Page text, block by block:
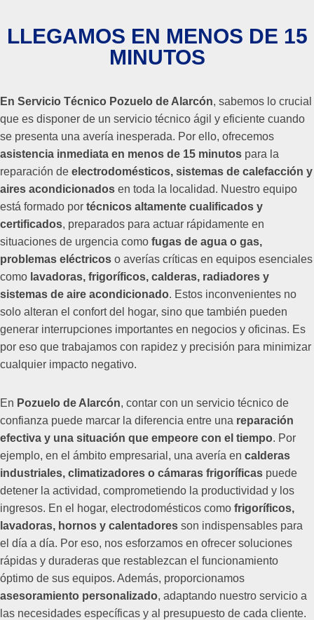
LLEGAMOS EN MENOS DE 15
MINUTOS
En Servicio Técnico Pozuelo de Alarcón, sabemos lo crucial
que es disponer de un servicio técnico ágil y eficiente cuando
se presenta una avería inesperada. Por ello, ofrecemos
asistencia inmediata en menos de 15 minutos para la
reparación de electrodomésticos, sistemas de calefacción y
aires acondicionados en toda la localidad. Nuestro equipo
está formado por técnicos altamente cualificados y
certificados, preparados para actuar rápidamente en
situaciones de urgencia como fugas de agua o gas,
problemas eléctricos o averías críticas en equipos esenciales
como lavadoras, frigoríficos, calderas, radiadores y
sistemas de aire acondicionado. Estos inconvenientes no
solo alteran el confort del hogar, sino que también pueden
generar interrupciones importantes en negocios y oficinas. Es
por eso que trabajamos con rapidez y precisión para minimizar
cualquier impacto negativo.
En Pozuelo de Alarcón, contar con un servicio técnico de
confianza puede marcar la diferencia entre una reparación
efectiva y una situación que empeore con el tiempo. Por
ejemplo, en el ámbito empresarial, una avería en calderas
industriales, climatizadores o cámaras frigoríficas puede
detener la actividad, comprometiendo la productividad y los
ingresos. En el hogar, electrodomésticos como frigoríficos,
lavadoras, hornos y calentadores son indispensables para
el día a día. Por eso, nos esforzamos en ofrecer soluciones
rápidas y duraderas que restablezcan el funcionamiento
óptimo de sus equipos. Además, proporcionamos
asesoramiento personalizado, adaptando nuestro servicio a
las necesidades específicas y al presupuesto de cada cliente.